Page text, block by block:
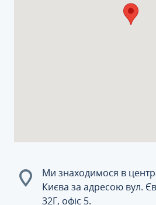
Ми знаходимося в
Києва за адресою вул.
32Г, офіс 5.